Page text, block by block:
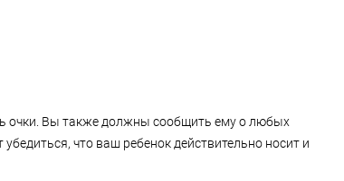
очки. Вы также должны сообщить ему о любых
что ваш ребенок действительно носит и